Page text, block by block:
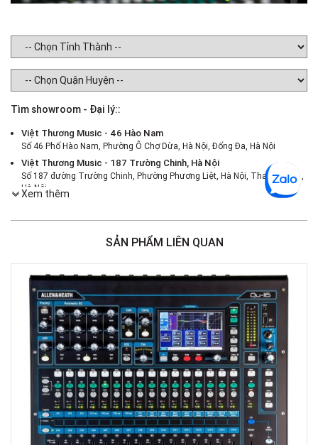
Tìm showroom - Đại lý::
Việt Thương Music - 46 Hào Nam
Số 46 Phố Hào Nam, Phường Ô Chợ Dừa, Hà Nội, Đống Đa, Hà Nội
Việt Thương Music - 187 Trường Chinh, Hà Nội
Số 187 đường Trường Chinh, Phường Phương Liệt, Hà Nội, Thanh Xuân ,
Hà Nội
386 Cách Mạng Tháng Tám, Phường Nhiêu Lộc, TPHCM, Quận 3, Hồ Chí
Việt Thương Music - 369 Điện Biên Phủ
Việt Thương Music - 180 Võ Thị Sáu
180B Võ Thị Sáu, Phường Xuân Hòa, TPHCM, Quận 3, Hồ Chí Minh
Việt Thương Music - Crescent Mall
6F-01 Tầng 6 Trung Tâm Thương Mại Crescent Mall, 101 Tôn Dật Tiên,
Phường Tân Mỹ, TPHCM, Quận 7, Hồ Chí Minh
Việt Thương Music - 49E Phan Đăng Lưu
49E Phan Đăng Lưu, Phường Bình Thạnh, TPHCM, Quận Bình Thạnh, Hồ
Chí Minh
Việt Thương Music - Phường Gò Vấp
11 Đường số 3, Khu dân cư Cityland Park Hill, Phường Gò Vấp, TPHCM,
Quận Gò Vấp, Hồ Chí Minh
Việt Thương Music - 442 Lũy Bán Bích
Xem thêm
SẢN PHẨM LIÊN QUAN